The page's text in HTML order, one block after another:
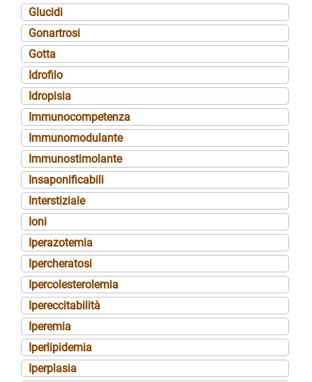
Glucidi
Gonartrosi
Gotta
Idrofilo
Idropisia
Immunocompetenza
Immunomodulante
Immunostimolante
Insaponificabili
Interstiziale
Ioni
Iperazotemia
Ipercheratosi
Ipercolesterolemia
Ipereccitabilità
Iperemia
Iperlipidemia
Iperplasia